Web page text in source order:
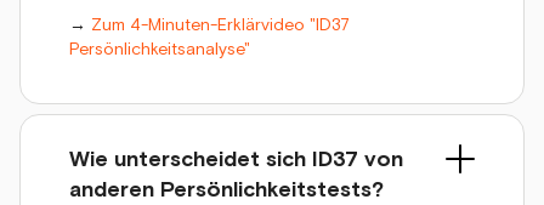
→ Zum 4-Minuten-Erklärvideo "ID37
Persönlichkeitsanalyse"
Wie unterscheidet sich ID37 von
anderen Persönlichkeitstests?